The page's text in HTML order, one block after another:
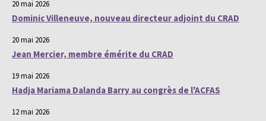
20 mai 2026
Dominic Villeneuve, nouveau directeur adjoint du CRAD
20 mai 2026
Jean Mercier, membre émérite du CRAD
19 mai 2026
Hadja Mariama Dalanda Barry au congrès de l'ACFAS
12 mai 2026